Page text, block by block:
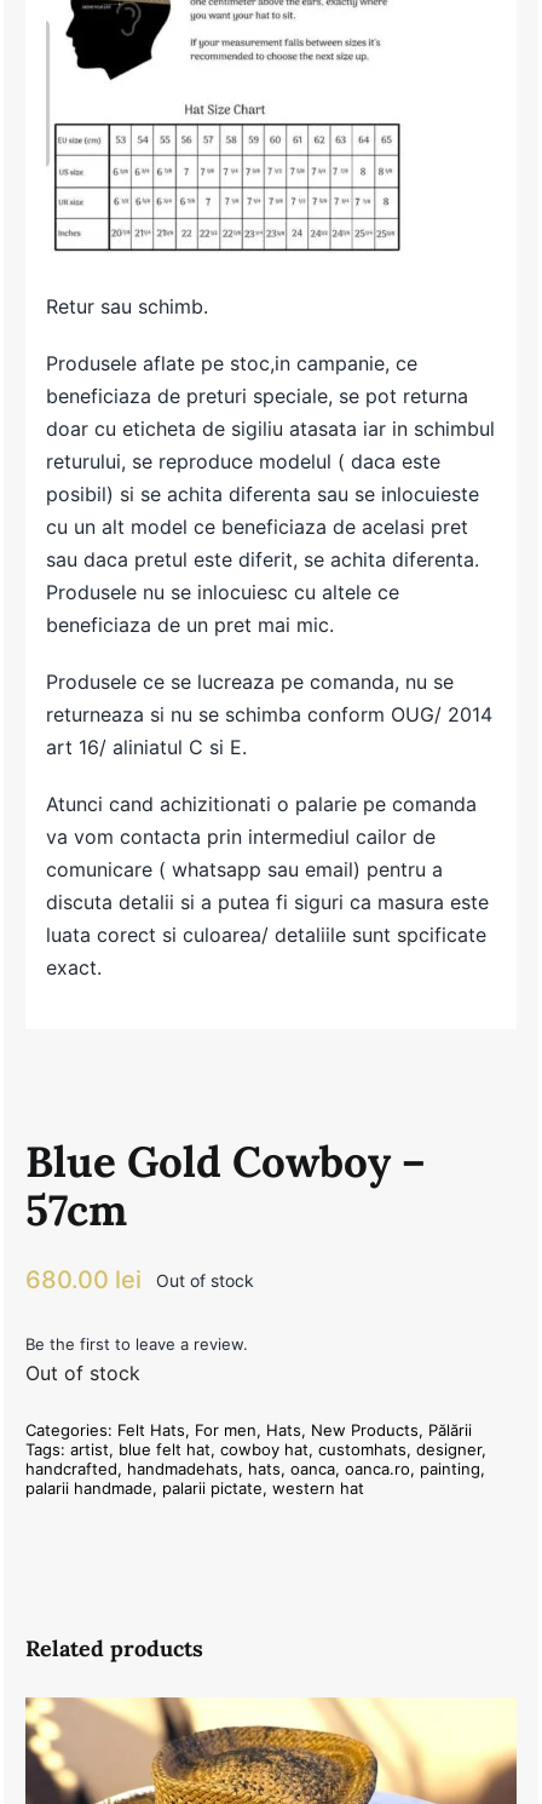
Retur sau schimb.
Produsele aflate pe stoc,in campanie, ce
beneficiaza de preturi speciale, se pot returna
doar cu eticheta de sigiliu atasata iar in schimbul
returului, se reproduce modelul ( daca este
posibil) si se achita diferenta sau se inlocuieste
cu un alt model ce beneficiaza de acelasi pret
sau daca pretul este diferit, se achita diferenta.
Produsele nu se inlocuiesc cu altele ce
beneficiaza de un pret mai mic.
Produsele ce se lucreaza pe comanda, nu se
returneaza si nu se schimba conform OUG/ 2014
art 16/ aliniatul C si E.
Atunci cand achizitionati o palarie pe comanda
va vom contacta prin intermediul cailor de
comunicare ( whatsapp sau email) pentru a
discuta detalii si a putea fi siguri ca masura este
luata corect si culoarea/ detaliile sunt spcificate
exact.
Blue Gold Cowboy –
57cm
680.00 lei Out of stock
Be the first to leave a review.
Out of stock
Categories: Felt Hats, For men, Hats, New Products, Pălării
Tags: artist, blue felt hat, cowboy hat, customhats, designer,
handcrafted, handmadehats, hats, oanca, oanca.ro, painting,
palarii handmade, palarii pictate, western hat
Related products